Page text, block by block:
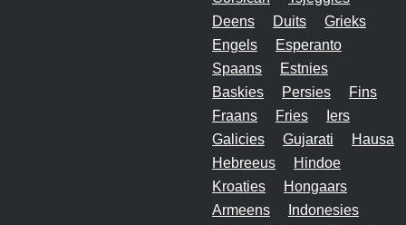
Deens
Duits
Grieks
Engels
Esperanto
Spaans
Estnies
Baskies
Persies
Fins
Fraans
Fries
Iers
Galicies
Gujarati
Hausa
Hebreeus
Hindoe
Kroaties
Hongaars
Armeens
Indonesies